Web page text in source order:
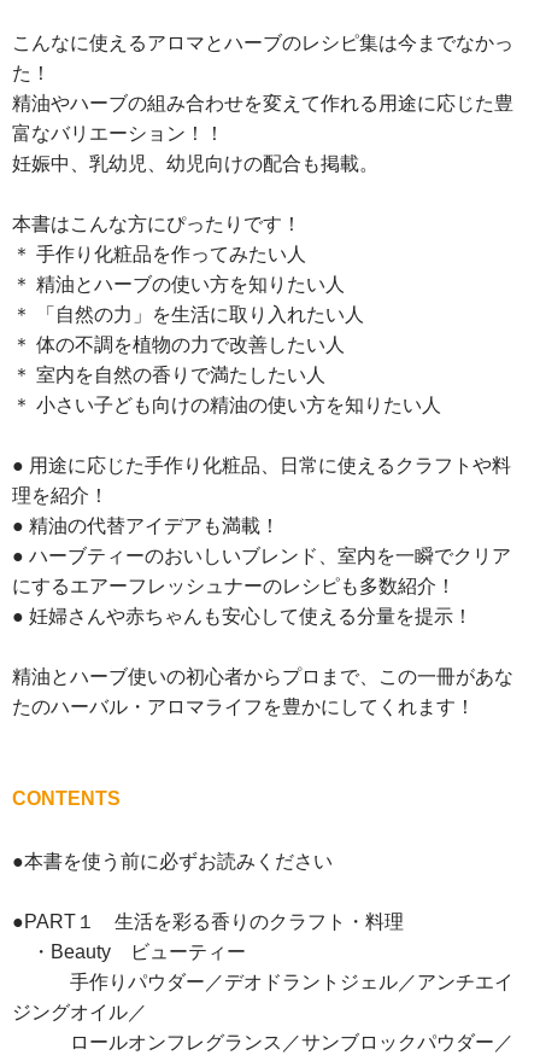
こんなに使えるアロマとハーブのレシピ集は今までなかっ
た！
精油やハーブの組み合わせを変えて作れる用途に応じた豊
富なバリエーション！！
妊娠中、乳幼児、幼児向けの配合も掲載。
本書はこんな方にぴったりです！
＊ 手作り化粧品を作ってみたい人
＊ 精油とハーブの使い方を知りたい人
＊ 「自然の力」を生活に取り入れたい人
＊ 体の不調を植物の力で改善したい人
＊ 室内を自然の香りで満たしたい人
＊ 小さい子ども向けの精油の使い方を知りたい人
● 用途に応じた手作り化粧品、日常に使えるクラフトや料
理を紹介！
● 精油の代替アイデアも満載！
● ハーブティーのおいしいブレンド、室内を一瞬でクリア
にするエアーフレッシュナーのレシピも多数紹介！
● 妊婦さんや赤ちゃんも安心して使える分量を提示！
精油とハーブ使いの初心者からプロまで、この一冊があな
たのハーバル・アロマライフを豊かにしてくれます！
CONTENTS
●本書を使う前に必ずお読みください
●PART１ 生活を彩る香りのクラフト・料理
・Beauty ビューティー
手作りパウダー／デオドラントジェル／アンチエイ
ジングオイル／
ロールオンフレグランス／サンブロックパウダー／